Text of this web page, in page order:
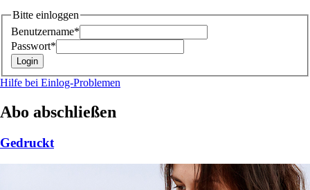
Bitte einloggen
Benutzername*
Passwort*
Hilfe bei Einlog-Problemen
Abo abschließen
Gedruckt